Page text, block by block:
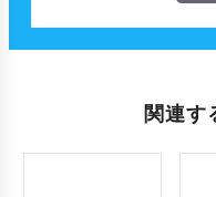
関連す